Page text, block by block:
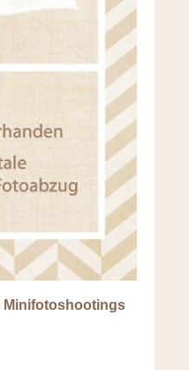
Minifotoshootings